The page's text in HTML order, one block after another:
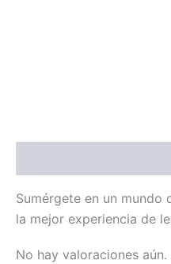
Sumérgete en un
la mejor experiencia de
No hay valoraciones aún.